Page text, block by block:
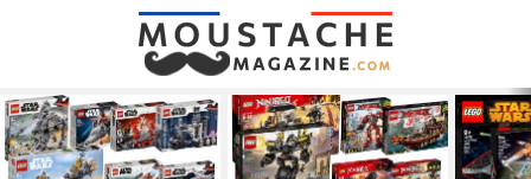
LATEST
STORIES